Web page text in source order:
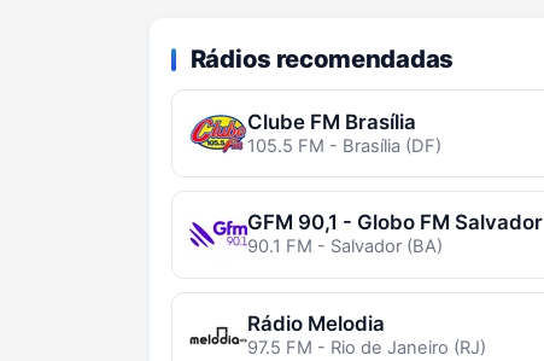
Rádios recomendadas
Clube FM Brasília
105.5 FM - Brasília (DF)
GFM 90,1 - Globo FM Salvador
90.1 FM - Salvador (BA)
Rádio Melodia
97.5 FM - Rio de Janeiro (RJ)